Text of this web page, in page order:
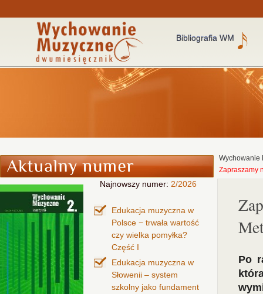
Bibliografia WM
Najnowszy numer: 2/2026
Edukacja muzyczna w
Polsce − trwała wartość
czy wielka pomyłka?
Część I
Edukacja muzyczna w
Słowenii – system
szkolny jako fundament
Wychowanie
Zapraszamy
Po